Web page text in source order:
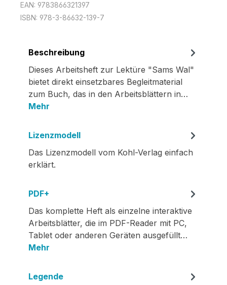
EAN: 9783866321397
ISBN: 978-3-86632-139-7
Beschreibung
Dieses Arbeitsheft zur Lektüre "Sams Wal"
bietet direkt einsetzbares Begleitmaterial
zum Buch, das in den Arbeitsblättern in…
Mehr
Lizenzmodell
Das Lizenzmodell vom Kohl-Verlag einfach
erklärt.
PDF+
Das komplette Heft als einzelne interaktive
Arbeitsblätter, die im PDF-Reader mit PC,
Tablet oder anderen Geräten ausgefüllt…
Mehr
Legende